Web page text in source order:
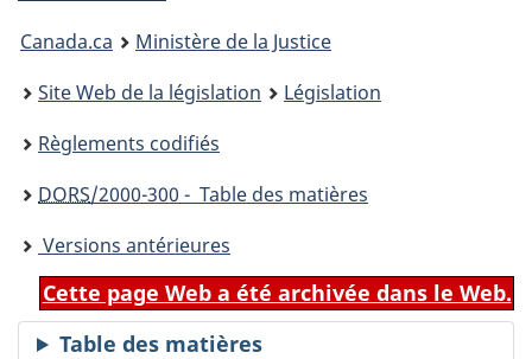
You
are
here:
Canada.ca
Ministère de la Justice
Site Web de la législation
Législation
Règlements codifiés
DORS/2000-300 - Table des matières
Versions antérieures
Cette page Web a été archivée dans le Web.
Table des matières